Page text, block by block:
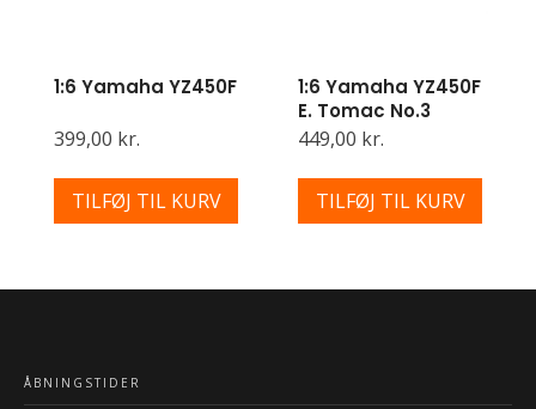
1:6 Yamaha YZ450F
399,00 kr.
TILFØJ TIL KURV
1:6 Yamaha YZ450F
E. Tomac No.3
449,00 kr.
TILFØJ TIL KURV
ÅBNINGSTIDER